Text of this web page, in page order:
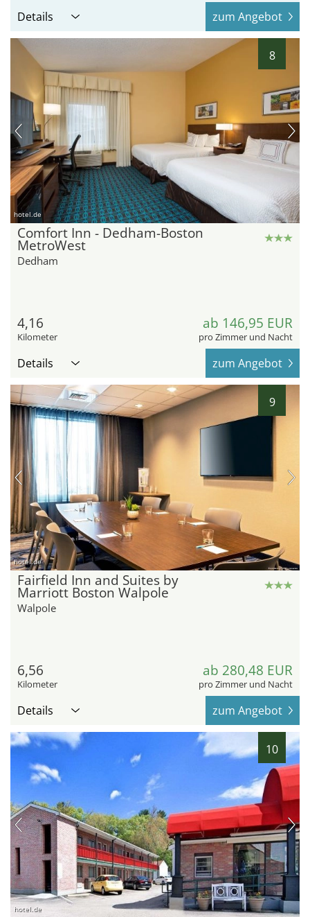
Details zum Angebot
8
hotel.de
Comfort Inn - Dedham-Boston
MetroWest
Dedham
4,16
Kilometer
ab 146,95 EUR
pro Zimmer und Nacht
Details zum Angebot
9
hotel.de
Fairfield Inn and Suites by
Marriott Boston Walpole
Walpole
6,56
Kilometer
ab 280,48 EUR
pro Zimmer und Nacht
Details zum Angebot
10
hotel.de